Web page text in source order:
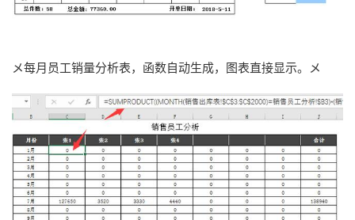
メ每月员工销量分析表，函数自动生成，图表直接显示。メ